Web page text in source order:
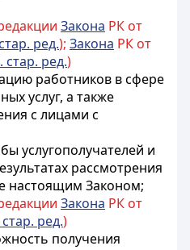
Закона РК от
ред.); Закона РК от
стар. ред.)
работников в сфере
услуг, а также
с лицами с
услугополучателей и
рассмотрения
настоящим Законом;
Закона РК от
ред.)
получения